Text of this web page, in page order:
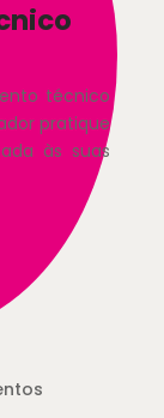
técnico
pratique
às suas